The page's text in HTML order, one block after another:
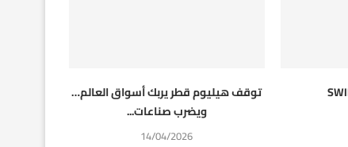
توقف هيليوم قطر يربك أسواق العالم…
ويضرب صناعات...
14/04/2026